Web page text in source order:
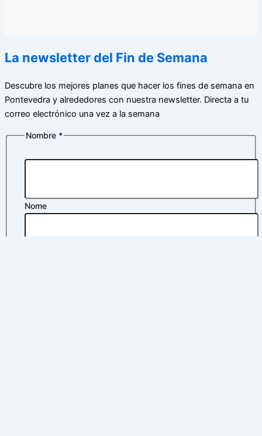
La newsletter del Fin de Semana
Descubre los mejores planes que hacer los fines de semana en
Pontevedra y alrededores con nuestra newsletter. Directa a tu
correo electrónico una vez a la semana
Nombre *
Nome